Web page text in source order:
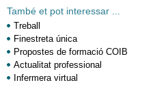
També et pot interessar ...
Treball
Finestreta única
Propostes de formació COIB
Actualitat professional
Infermera virtual